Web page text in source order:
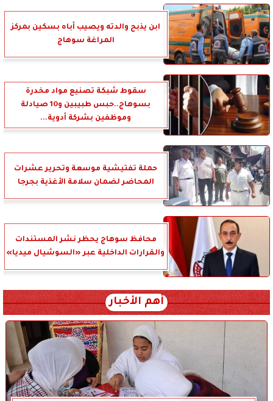
ابن يذبح والدته ويصيب أباه بسكين بمركز
المراغة سوهاج
سقوط شبكة تصنيع مواد مخدرة
بسوهاج..حبس طبيبين و10 صيادلة
وموظفين بشركة أدوية...
حملة تفتيشية موسعة وتحرير عشرات
المحاضر لضمان سلامة الأغذية بجرجا
محافظ سوهاج يحظر نشر المستندات
والقرارات الداخلية عبر «السوشيال ميديا»
أهم الأخبار